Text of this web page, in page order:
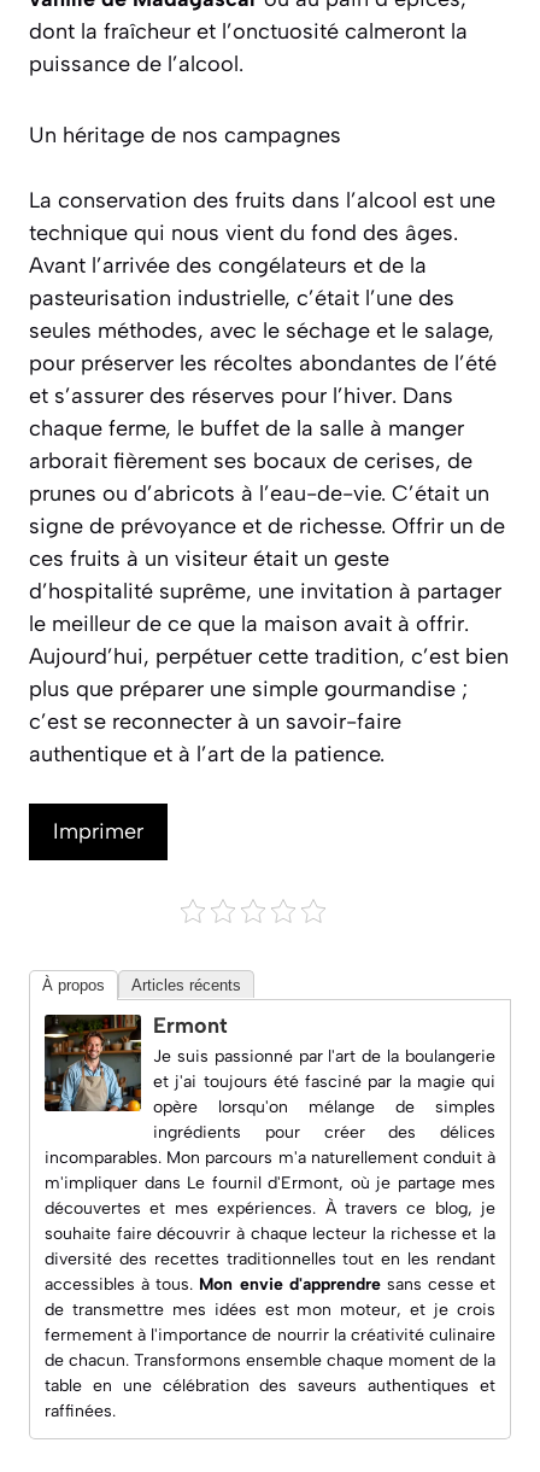
dont la fraîcheur et l’onctuosité calmeront la
puissance de l’alcool.
Un héritage de nos campagnes
La conservation des fruits dans l’alcool est une
technique qui nous vient du fond des âges.
Avant l’arrivée des congélateurs et de la
pasteurisation industrielle, c’était l’une des
seules méthodes, avec le séchage et le salage,
pour préserver les récoltes abondantes de l’été
et s’assurer des réserves pour l’hiver. Dans
chaque ferme, le buffet de la salle à manger
arborait fièrement ses bocaux de cerises, de
prunes ou d’abricots à l’eau-de-vie. C’était un
signe de prévoyance et de richesse. Offrir un de
ces fruits à un visiteur était un geste
d’hospitalité suprême, une invitation à partager
le meilleur de ce que la maison avait à offrir.
Aujourd’hui, perpétuer cette tradition, c’est bien
plus que préparer une simple gourmandise ;
c’est se reconnecter à un savoir-faire
authentique et à l’art de la patience.
Imprimer
À propos Articles récents
Ermont
Je suis passionné par l'art de la boulangerie
et j'ai toujours été fasciné par la magie qui
opère lorsqu'on mélange de simples
ingrédients pour créer des délices
incomparables. Mon parcours m'a naturellement conduit à
m'impliquer dans Le fournil d'Ermont, où je partage mes
découvertes et mes expériences. À travers ce blog, je
souhaite faire découvrir à chaque lecteur la richesse et la
diversité des recettes traditionnelles tout en les rendant
accessibles à tous. Mon envie d'apprendresans cesse et
de transmettre mes idées est mon moteur, et je crois
fermement à l'importance de nourrir la créativité culinaire
de chacun. Transformons ensemble chaque moment de la
table en une célébration des saveurs authentiques et
raffinées.